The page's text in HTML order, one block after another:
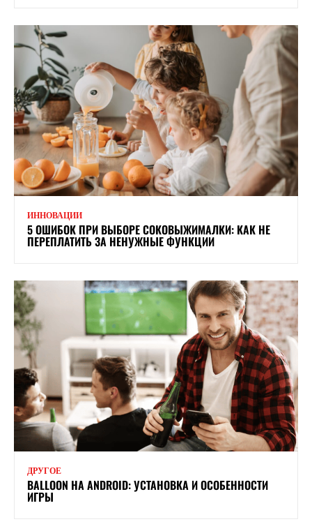
ИННОВАЦИИ
5 ОШИБОК ПРИ ВЫБОРЕ СОКОВЫЖИМАЛКИ: КАК НЕ
ПЕРЕПЛАТИТЬ ЗА НЕНУЖНЫЕ ФУНКЦИИ
ДРУГОЕ
BALLOON НА ANDROID: УСТАНОВКА И ОСОБЕННОСТИ
ИГРЫ